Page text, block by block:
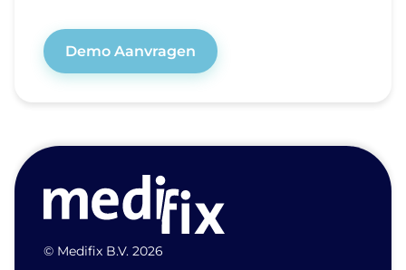
Demo Aanvragen
© Medifix B.V. 2026